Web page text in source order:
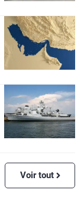
Voir tout